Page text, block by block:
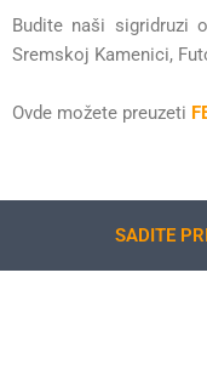
Budite naši sigridruzi
Sremskoj Kamenici,
Ovde možete preuzeti
SADITE